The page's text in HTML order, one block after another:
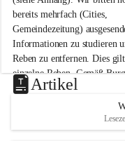
n
a
m
N
e
u
s
d
bereits mehrfach (Cities,
Gemeindezeitung)
Informationen zu studieren
Reben zu entfernen. Dies
einzelne Reben. Gemäß
Weinbaugesetz sind nicht
unzulässige Weingärten zu
helfen wir zusammen um
vor den prognostizierten
Artikel